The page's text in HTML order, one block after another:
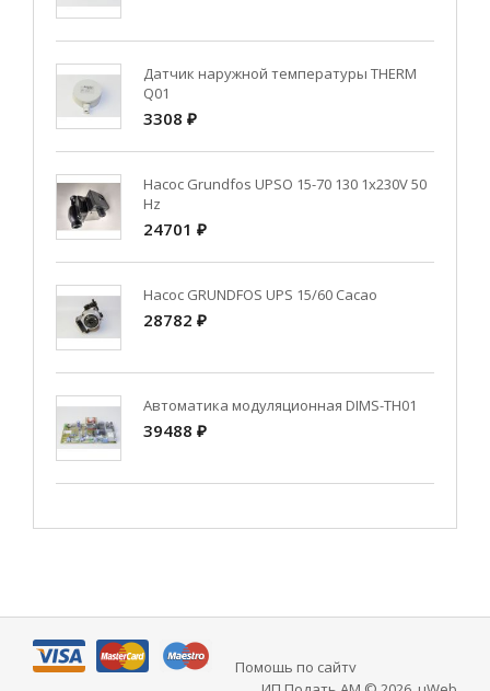
Датчик наружной температуры THERM
Q01
3308 ₽
Насос Grundfos UPSO 15-70 130 1x230V 50
Hz
24701 ₽
Насос GRUNDFOS UPS 15/60 Cacao
28782 ₽
Автоматика модуляционная DIMS-TH01
39488 ₽
Помощь по сайту